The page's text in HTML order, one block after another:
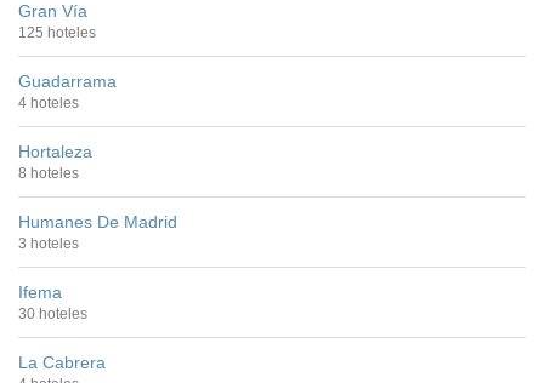
Gran Vía
125 hoteles
Guadarrama
4 hoteles
Hortaleza
8 hoteles
Humanes De Madrid
3 hoteles
Ifema
30 hoteles
La Cabrera